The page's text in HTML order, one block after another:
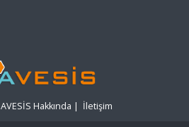
AVESİS Hakkında | İletişim